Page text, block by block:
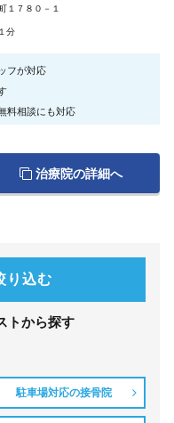
１７８０－１
分
フが対応
料相談にも対応
治療院の詳細へ
り込む
トから探す
駐車場対応の接骨院